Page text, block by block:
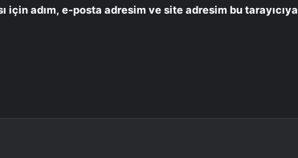
için adım, e-posta adresim ve site adresim bu tarayıcıya